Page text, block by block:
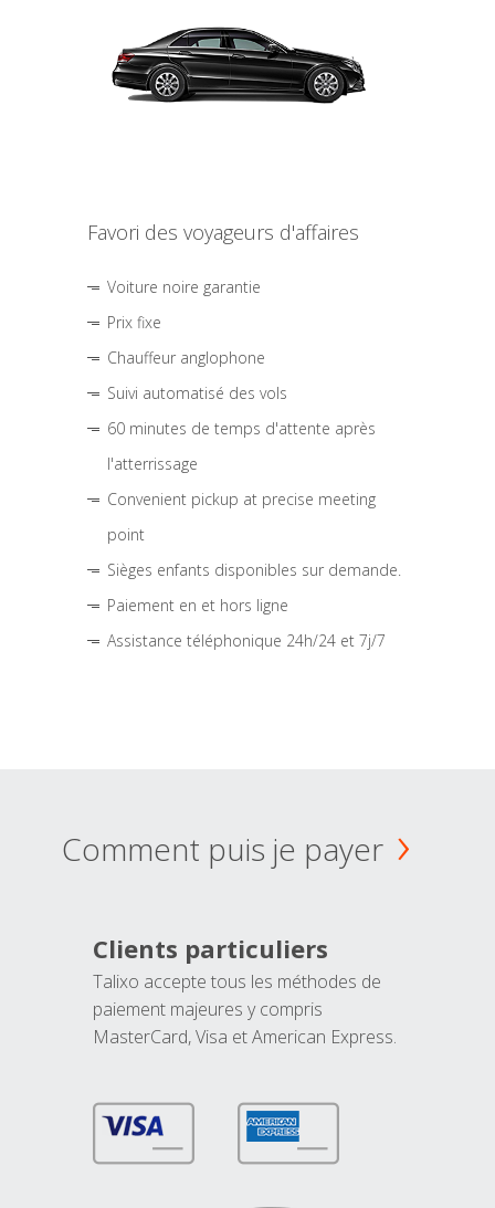
Favori des voyageurs d'affaires
Voiture noire garantie
Prix fixe
Chauffeur anglophone
Suivi automatisé des vols
60 minutes de temps d'attente après
l'atterrissage
Convenient pickup at precise meeting
point
Sièges enfants disponibles sur demande.
Paiement en et hors ligne
Assistance téléphonique 24h/24 et 7j/7
Comment puis je payer
Clients particuliers
Talixo accepte tous les méthodes de
paiement majeures y compris
MasterCard, Visa et American Express.